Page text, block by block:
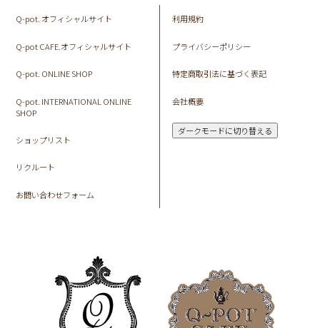
Q-pot. オフィシャルサイト
Q-pot CAFE.オフィシャルサイト
Q-pot. ONLINE SHOP
Q-pot. INTERNATIONAL ONLINE
SHOP
ショップリスト
リクルート
お問い合わせフォーム
利用規約
プライバシーポリシー
特定商取引法に基づく表記
会社概要
ダークモードに切り替える